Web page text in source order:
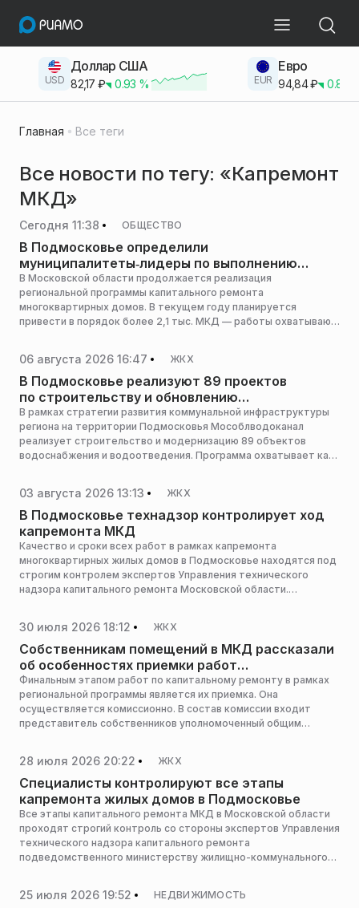
USD
Доллар США
82,17 ₽ 0.93 % EUR
Евро
94,84₽ 0.83
Главная Все теги
Все новости по тегу: «Капремонт
МКД»
Сегодня 11:38 ОБЩЕСТВО
В Подмосковье определили
муниципалитеты‑лидеры по выполнению
капремонта
В Московской области продолжается реализация
региональной программы капитального ремонта
многоквартирных домов. В текущем году планируется
привести в порядок более 2,1 тыс. МКД — работы охватывают
и Химках, сообщила пресс-служба министерства жилищно-
коммунального хозяйства Московской области.
06 августа 2026 16:47 ЖКХ
В Подмосковье реализуют 89 проектов
по строительству и обновлению
коммунальных систем
В рамках стратегии развития коммунальной инфраструктуры
региона на территории Подмосковья Мособлводоканал
реализует строительство и модернизацию 89 объектов
водоснабжения и водоотведения. Программа охватывает как
коммунального хозяйства Московской области.
03 августа 2026 13:13 ЖКХ
В Подмосковье технадзор контролирует ход
капремонта МКД
Качество и сроки всех работ в рамках капремонта
многоквартирных жилых домов в Подмосковье находятся под
строгим контролем экспертов Управления технического
надзора капитального ремонта Московской области.
и безопасность проводимых работ, сообщила пресс-служба
министерства жилищно-коммунального хозяйства
Подмосковья.
30 июля 2026 18:12 ЖКХ
Собственникам помещений в МКД рассказали
об особенностях приемки работ
по капитальному ремонту инженерных
коммуникаций
Финальным этапом работ по капитальному ремонту в рамках
региональной программы является их приемка. Она
осуществляется комиссионно. В состав комиссии входит
представитель собственников уполномоченный общим
необходимо обратить внимание после капитального ремонта
внутридомовых инженерных систем.
28 июля 2026 20:22 ЖКХ
Специалисты контролируют все этапы
капремонта жилых домов в Подмосковье
Все этапы капитального ремонта МКД в Московской области
проходят строгий контроль со стороны экспертов Управления
технического надзора капитального ремонта
подведомственного министерству жилищно-коммунального
соответствие работ проектной документации на каждом
25 июля 2026 19:52 НЕДВИЖИМОСТЬ